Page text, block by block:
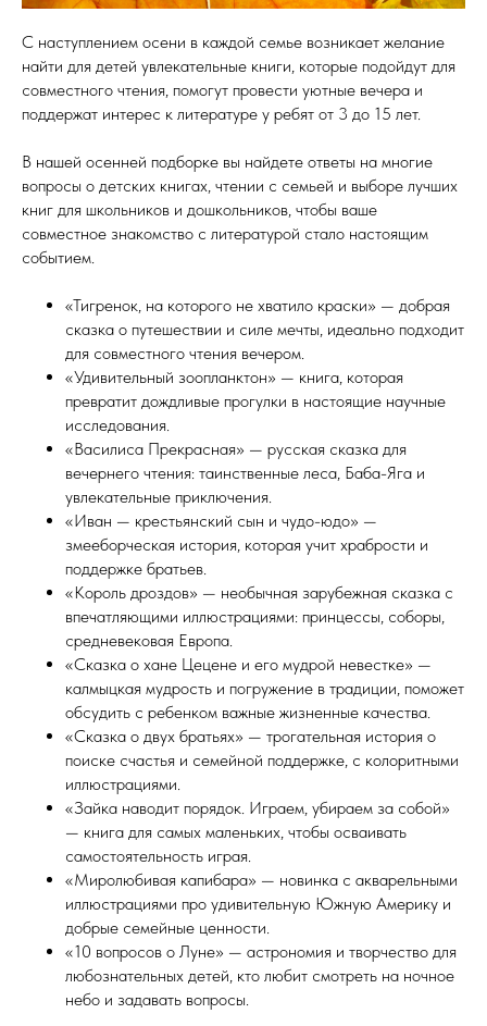
С наступлением осени в каждой семье возникает желание
найти для детей увлекательные книги, которые подойдут для
совместного чтения, помогут провести уютные вечера и
поддержат интерес к литературе у ребят от 3 до 15 лет.
В нашей осенней подборке вы найдете ответы на многие
вопросы о детских книгах, чтении с семьей и выборе лучших
книг для школьников и дошкольников, чтобы ваше
совместное знакомство с литературой стало настоящим
событием.
«Тигренок, на которого не хватило краски» — добрая
сказка о путешествии и силе мечты, идеально подходит
для совместного чтения вечером.
«Удивительный зоопланктон» — книга, которая
превратит дождливые прогулки в настоящие научные
исследования.
«Василиса Прекрасная» — русская сказка для
вечернего чтения: таинственные леса, Баба-Яга и
увлекательные приключения.
«Иван — крестьянский сын и чудо-юдо» —
змееборческая история, которая учит храбрости и
поддержке братьев.
«Король дроздов» — необычная зарубежная сказка с
впечатляющими иллюстрациями: принцессы, соборы,
средневековая Европа.
«Сказка о хане Цецене и его мудрой невестке» —
калмыцкая мудрость и погружение в традиции, поможет
обсудить с ребенком важные жизненные качества.
«Сказка о двух братьях» — трогательная история о
поиске счастья и семейной поддержке, с колоритными
иллюстрациями.
«Зайка наводит порядок. Играем, убираем за собой»
— книга для самых маленьких, чтобы осваивать
самостоятельность играя.
«Миролюбивая капибара» — новинка с акварельными
иллюстрациями про удивительную Южную Америку и
добрые семейные ценности.
«10 вопросов о Луне» — астрономия и творчество для
любознательных детей, кто любит смотреть на ночное
небо и задавать вопросы.